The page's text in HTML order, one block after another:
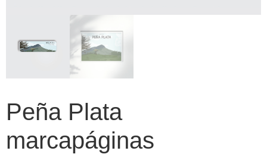
Peña Plata
marcapáginas